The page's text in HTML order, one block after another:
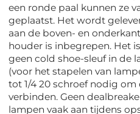
een ronde paal kunnen ze
geplaatst. Het wordt
aan de boven- en
houder is inbegrepen. Het
geen cold shoe-sleuf in de
(voor het stapelen van
tot 1/4 20 schroef nodig
verbinden. Geen
lampen vaak aan tijdens